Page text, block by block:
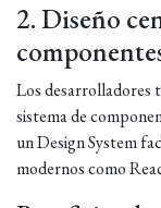
2. Diseño
Los desarrolladores
sistema de
un Design System
modernos como